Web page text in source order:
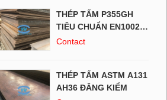
THÉP TẤM P355GH
TIÊU CHUẨN EN10028-
2
Contact
THÉP TẤM ASTM A131
AH36 ĐĂNG KIỂM